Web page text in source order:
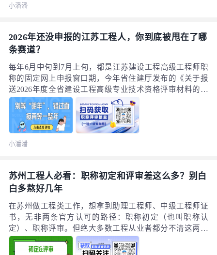
写，过去靠“凑空证保资质”的老路已经完全走不通了。
小潘潘
2026年还没申报的江苏工程人，你到底被甩在了哪
条赛道？
每年6月中旬到7月上旬，都是江苏建设工程高级工程师职
称的固定网上申报窗口期，今年省住建厅发布的《关于报
送2026年度全省建设工程高级专业技术资格评审材料的通
知》，直接把申报时间钉死在?6月11日—7月10日?，系统
到点直接零点关闭，全程没有任何补报通道。也就是说，
2025年夏天还在说“等明年再看看”的工程人，2026年夏天
要是还没启动准备，等来的根本不是下一个“明年”，而是
直接整整错过一整个申报周期，白白多等一整年。
小潘潘
苏州工程人必看：职称初定和评审差这么多？别白
白多熬好几年
在苏州做工程类工作，想拿到助理工程师、中级工程师证
书，无非两条官方认可的路径：职称初定（也叫职称认
定）、职称评审。但绝大多数工程从业者都分不清这两者
的区别，要么稀里糊涂错过初定的黄金窗口期，平白无故
多熬好几年才能拿证，要么盲目花大量时间准备评审材